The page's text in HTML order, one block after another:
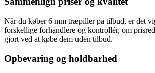
Når du køber 6 mm træpiller på tilbud, er det
forskellige forhandlere og kontrollér, om
gjort ved at købe dem uden tilbud.
Opbevaring og holdbarhed